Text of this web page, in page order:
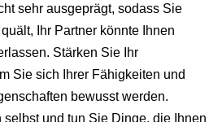
sehr ausgeprägt, sodass Sie
Ihr Partner könnte Ihnen
Stärken Sie Ihr
Sie sich Ihrer Fähigkeiten und
bewusst werden.
selbst und tun Sie Dinge, die Ihnen